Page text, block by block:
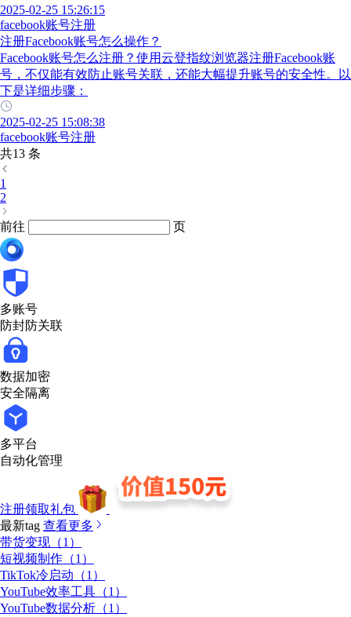
2025-02-25 15:26:15
facebook账号注册
注册Facebook账号怎么操作？
Facebook账号怎么注册？使用云登指纹浏览器注册Facebook账
号，不仅能有效防止账号关联，还能大幅提升账号的安全性。以
下是详细步骤：
2025-02-25 15:08:38
facebook账号注册
共13 条
1
2
前往 页
多账号
防封防关联
数据加密
安全隔离
多平台
自动化管理
注册领取礼包
最新tag 查看更多
带货变现（1）
短视频制作（1）
TikTok冷启动（1）
YouTube效率工具（1）
YouTube数据分析（1）